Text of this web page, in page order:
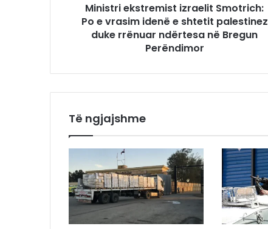
Ministri ekstremist izraelit Smotrich:
Po e vrasim idenë e shtetit palestinez
duke rrënuar ndërtesa në Bregun
Perëndimor
Të ngjajshme